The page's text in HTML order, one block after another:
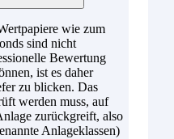
wie zum
sind nicht
Bewertung
ist es daher
zu blicken. Das
werden muss, auf
zurückgreift, also
Anlageklassen)